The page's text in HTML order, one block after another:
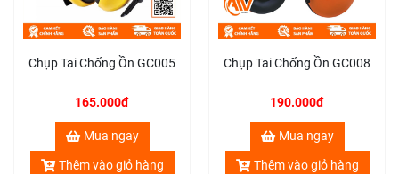
Chụp Tai Chống Ồn GC005
165.000đ
Mua ngay
Thêm vào giỏ hàng
Chụp Tai Chống Ồn GC008
190.000đ
Mua ngay
Thêm vào giỏ hàng